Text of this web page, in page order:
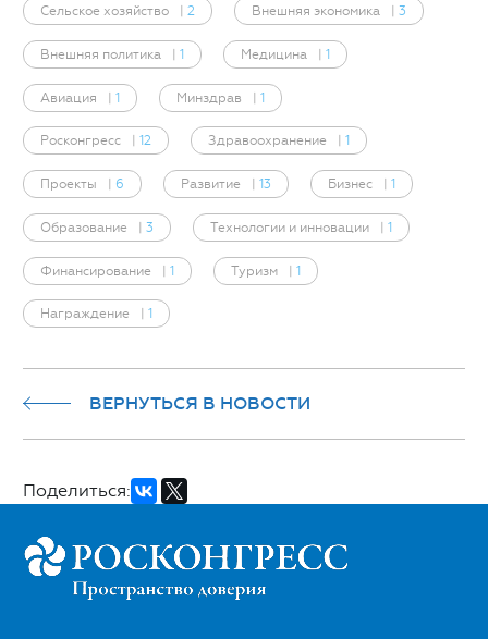
Сельское хозяйство 2 Внешняя экономика 3
Внешняя политика | 1 Медицина | 1
Авиация | 1 Минздрав | 1
Росконгресс 12 Здравоохранение 1
Проекты 6 Развитие 13 Бизнес 1
Образование | 3 Технологии и инновации | 1
Финансирование | 1 Туризм | 1
Награждение 1
ВЕРНУТЬСЯ В НОВОСТИ
Поделиться: